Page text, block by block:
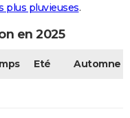
plus pluvieuses.
en 2025
Eté Automne